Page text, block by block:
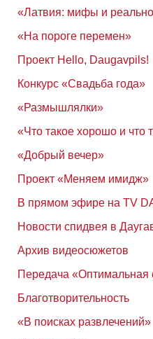
«Латвия: мифы и
«На пороге перемен»
Проект Hello, Daugavpils!
Конкурс «Свадьба года»
«Размышлялки»
«Что такое хорошо и что
«Добрый вечер»
Проект «Меняем имидж»
В прямом эфире на TV
Новости спидвея в
Архив видеосюжетов
Передача «Оптимальная
Благотворительность
«В поисках развлечений»